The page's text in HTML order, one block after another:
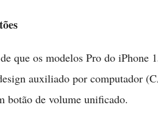
que os modelos Pro do iPhone
auxiliado por computador
botão de volume unificado.